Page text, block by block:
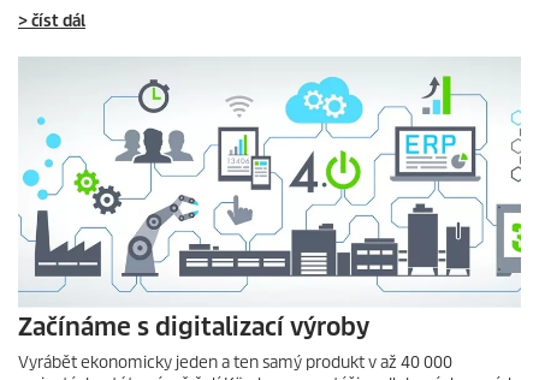
> číst dál
Začínáme s digitalizací výroby
Vyrábět ekonomicky jeden a ten samý produkt v až 40 000